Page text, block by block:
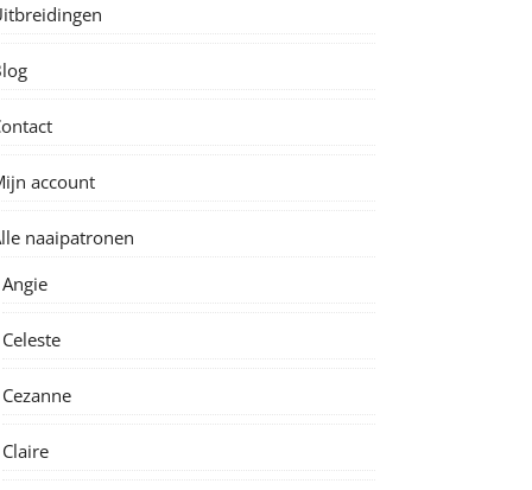
account
naaipatronen
Angie
Celeste
Cezanne
Claire